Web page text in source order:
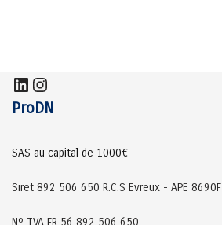
ProDN
SAS au capital de 1000€
Siret 892 506 650 R.C.S Evreux - APE 8690F
Nº TVA FR 56 892 506 650